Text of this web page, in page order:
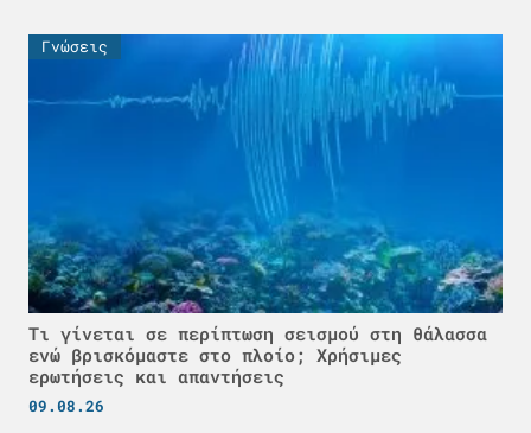
Γνώσεις
Τι γίνεται σε περίπτωση σεισμού στη θάλασσα
ενώ βρισκόμαστε στο πλοίο; Χρήσιμες
ερωτήσεις και απαντήσεις
09.08.26